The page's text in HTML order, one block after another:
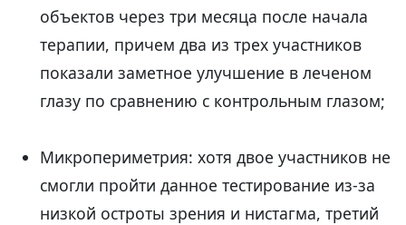
объектов через три месяца после начала
терапии, причем два из трех участников
показали заметное улучшение в леченом
глазу по сравнению с контрольным глазом;
Микропериметрия: хотя двое участников не
смогли пройти данное тестирование из-за
низкой остроты зрения и нистагма, третий